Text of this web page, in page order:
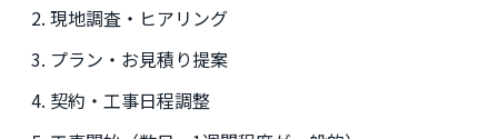
現地調査・ヒアリング
プラン・お見積り提案
契約・工事日程調整